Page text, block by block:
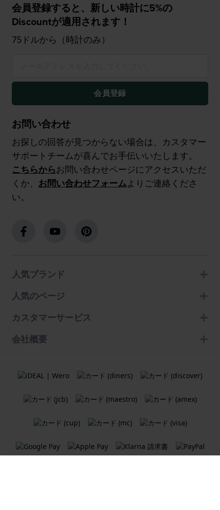
会員登録すると、新しい時計に5%の
Discountが適用されます！
75ドルから（時計のみ）
会員登録
お問い合わせ
お探しの回答が見つからない場合は、カスタマー
サポートチームが喜んでお手伝いいたします。
こちらからお問い合わせページにアクセスいただ
くか、 お問い合わせフォームよりご連絡くださ
い。
人気ブランド
人気のページ
カスタマーサービス
会社概要